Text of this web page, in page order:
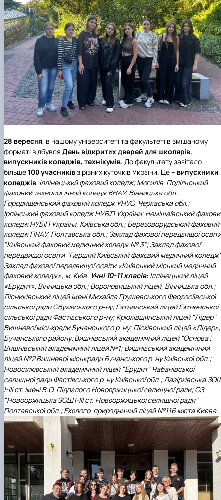
28 вересня, в нашому університеті та факультеті в змішаному
форматі відбувся День відкритих дверей для школярів,
випускників коледжів, технікумів. До факультету завітало
більше100 учасниківз різних куточків України. Це – випускники
коледжів: Іллінецький фаховий коледж; Могилів-Подільський
фаховий технологічний коледж ВНАУ, Вінницька обл.;
Городищенський фаховий коледж УНУС, Черкаська обл.;
Ірпінський фаховий коледж НУБіП України; Немішаївський
коледж НУБіП України, Київська обл.; Березоворудський фаховий
коледж ПНАУ, Полтавська обл.; Заклад фахової передвищої освіти
"Київський фаховий медичний коледж № 3"; Заклад фахової
передвищої освіти "Перший Київський фаховий медичний
Заклад фахової передвищої освіти «Київський міський медичний
фаховий коледж», м. Київ. Учні 10-11 класів: Іллінецький ліцей
«Ерудит», Вінницька обл.; Вороновицький ліцей, Вінницька обл.;
Лісниківський ліцей імені Михайла Грушевського Феодосіївської
сільської ради Обухівського р-ну; Гатненський ліцей Гатненської
сільської ради Фастівського р-ну; Крюківщинський ліцей "Лідер"
Вишневої міськради Бучанського р-ну; Пісківський ліцей «Лідер»,
Бучанського району; Вишнівський академічний ліцей "Основа",
Вишнівський академічний ліцей №1; Вишнівський академічний
ліцей №2 Вишневої міськради Бучанського р-ну Київської обл.;
Новосілківський академічний ліцей "Ерудит" Чабанівської
селищної ради Фастівського р-ну Київської обл.; Лазірківська
І-ІІІ ст. імені В.О. Підпалого Новооржицької селищної ради; ОЗ
"Новооржицька ЗОШ І-ІІІ ст. Новооржицької селищної ради"
Полтавської обл.; Еколого-природничий ліцей №116 міста Києва.